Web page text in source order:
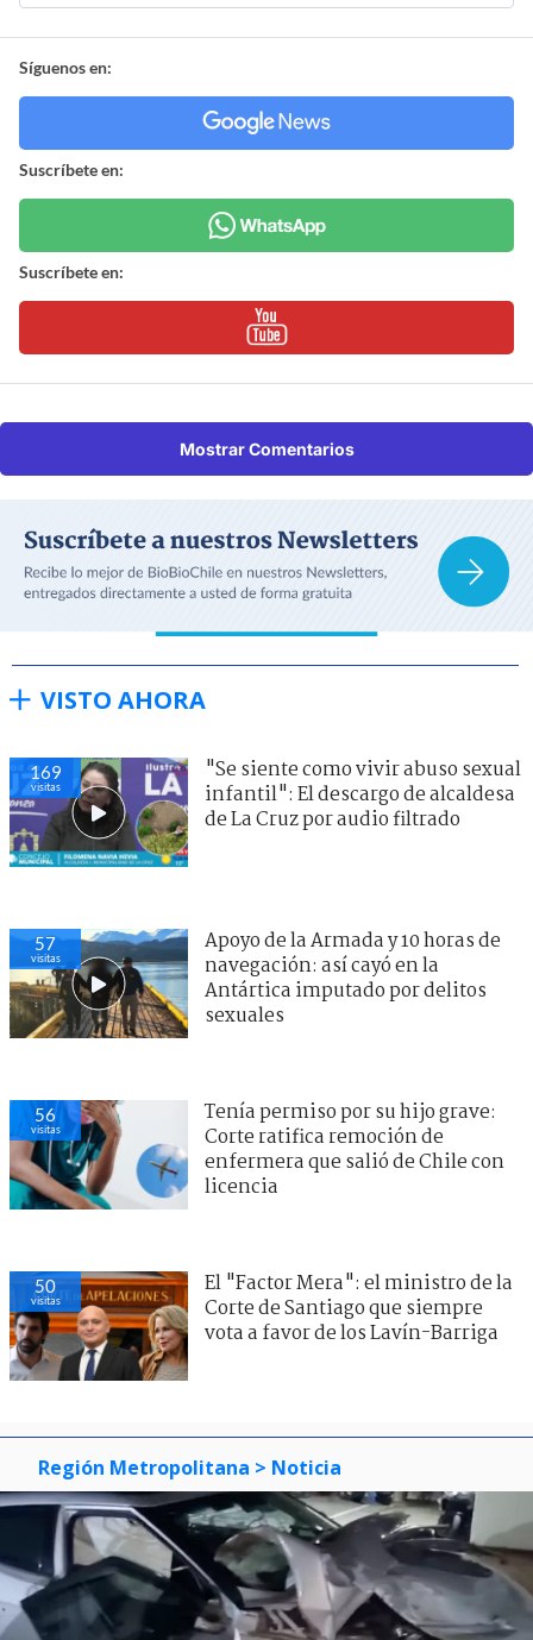
Síguenos en:
Suscríbete en:
Suscríbete en:
Mostrar Comentarios
VISTO AHORA
169
visitas
"Se siente como vivir abuso sexual
infantil": El descargo de alcaldesa
de La Cruz por audio filtrado
57
visitas
Apoyo de la Armada y 10 horas de
navegación: así cayó en la
Antártica imputado por delitos
sexuales
56
visitas
Tenía permiso por su hijo grave:
Corte ratifica remoción de
enfermera que salió de Chile con
licencia
50
visitas
El "Factor Mera": el ministro de la
Corte de Santiago que siempre
vota a favor de los Lavín-Barriga
Región Metropolitana > Noticia